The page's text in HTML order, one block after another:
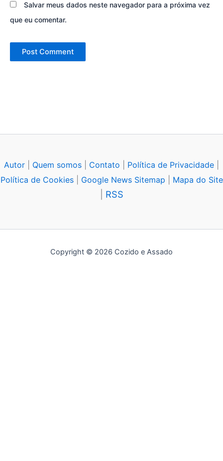
Salvar meus dados neste navegador para a próxima vez
que eu comentar.
Autor Quem somos Contato Política de Privacidade
Política de Cookies| Google News Sitemap Mapa do Site
RSS
Copyright © 2026 Cozido e Assado